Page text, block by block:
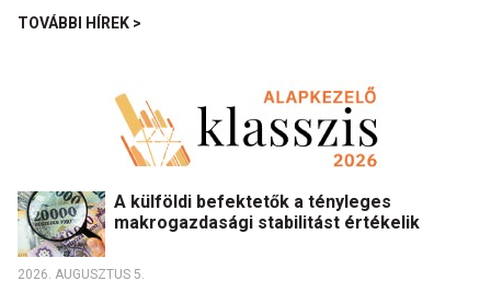
TOVÁBBI HÍREK >
A külföldi befektetők a tényleges
makrogazdasági stabilitást értékelik
2026. AUGUSZTUS 5.